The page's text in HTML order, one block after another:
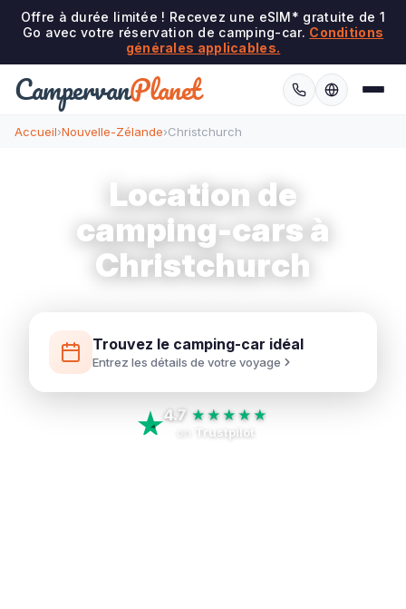
Offre à durée limitée ! Recevez une eSIM* gratuite de 1
Go avec votre réservation de camping-car. Conditions
générales applicables.
CampervanPlanet
Accueil›Nouvelle-Zélande›Christchurch
Location de
camping-cars à
Christchurch
Trouvez le camping-car idéal
Entrez les détails de votre voyage
4.7 ★★★★★
Trustpilot